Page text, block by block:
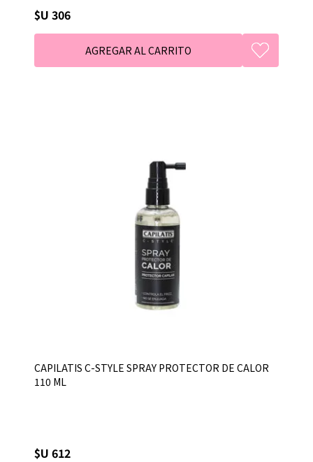
$U 306
CAPILATIS C-STYLE SPRAY PROTECTOR DE CALOR
110 ML
$U 612